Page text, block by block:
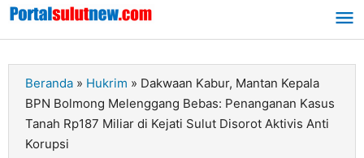
Lewati
Beranda » Hukrim » Dakwaan Kabur, Mantan Kepala
BPN Bolmong Melenggang Bebas: Penanganan Kasus
Tanah Rp187 Miliar di Kejati Sulut Disorot Aktivis Anti
Korupsi